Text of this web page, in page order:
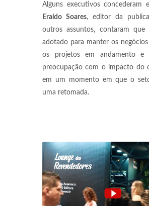
Alguns executivos concederam
Eraldo Soares, editor da
outros assuntos, contaram que
adotado para manter os
os projetos em andamento e
preocupação com o impacto do
em um momento em que o
uma retomada.